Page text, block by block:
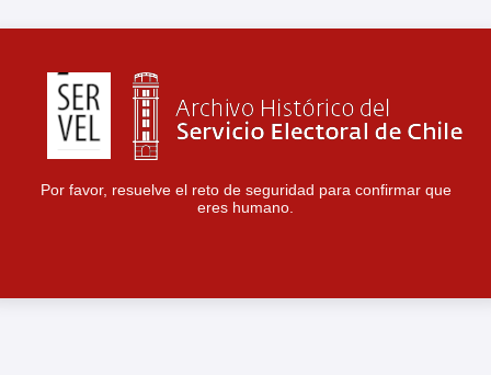
Por favor, resuelve el reto de seguridad para confirmar que
eres humano.